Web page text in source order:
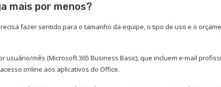
mais por menos?
fazer sentido para o tamanho da equipe, o tipo de uso e o
usuário/mês (Microsoft 365 Business Basic), que incluem e-mail
online aos aplicativos do Office.